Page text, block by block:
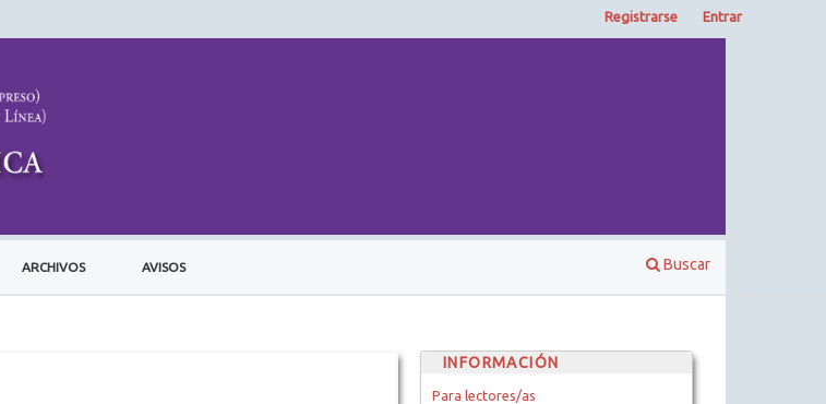
ARCHIVOS AVISOS Buscar
Registrarse Entrar
INFORMACIÓN
Para lectores/as